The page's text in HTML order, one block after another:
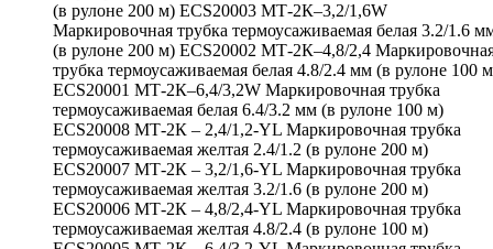
(в рулоне 200 м) ECS20003 МТ-2К–3,2/1,6W
Маркировочная трубка термоусаживаемая белая 3.2/1.6
(в рулоне 200 м) ECS20002 МТ-2К–4,8/2,4
трубка термоусаживаемая белая 4.8/2.4 мм (в рулоне 100
ECS20001 МТ-2К–6,4/3,2W Маркировочная трубка
термоусаживаемая белая 6.4/3.2 мм (в рулоне 100 м)
ECS20008 МТ-2К – 2,4/1,2-YL Маркировочная трубка
термоусаживаемая желтая 2.4/1.2 (в рулоне 200 м)
ECS20007 МТ-2К – 3,2/1,6-YL Маркировочная трубка
термоусаживаемая желтая 3.2/1.6 (в рулоне 200 м)
ECS20006 МТ-2К – 4,8/2,4-YL Маркировочная трубка
термоусаживаемая желтая 4.8/2.4 (в рулоне 100 м)